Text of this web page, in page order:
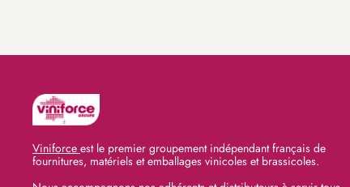
Viniforce est le premier groupement indépendant français de
fournitures, matériels et emballages vinicoles et brassicoles.